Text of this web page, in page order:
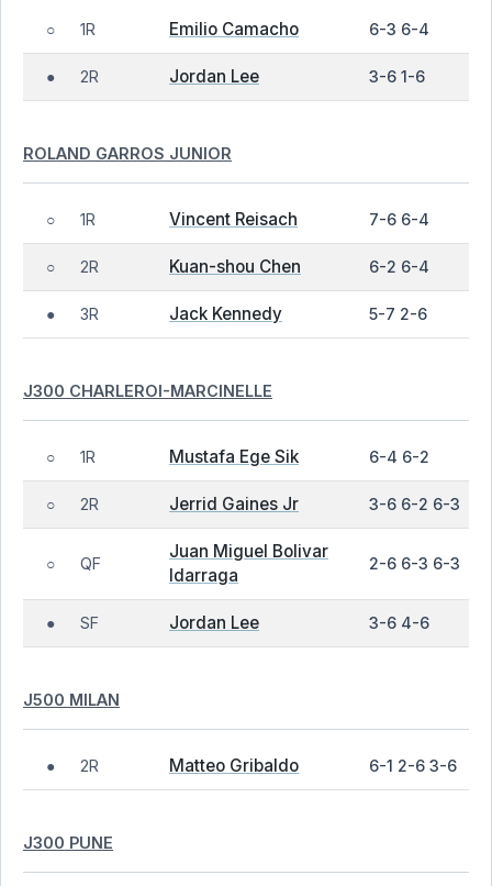
○ 1R Emilio Camacho 6-3 6-4
● 2R Jordan Lee 3-6 1-6
ROLAND GARROS JUNIOR
○ 1R Vincent Reisach 7-6 6-4
○ 2R Kuan-shou Chen 6-2 6-4
● 3R Jack Kennedy 5-7 2-6
J300 CHARLEROI-MARCINELLE
○ 1R Mustafa Ege Sik 6-4 6-2
○ 2R Jerrid Gaines Jr 3-6 6-2 6-3
○ QF
Juan Miguel Bolivar
Idarraga
2-6 6-3 6-3
● SF Jordan Lee 3-6 4-6
J500 MILAN
● 2R Matteo Gribaldo 6-1 2-6 3-6
J300 PUNE